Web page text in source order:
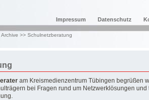
Impressum Datenschutz
Archive >> Schulnetzberatung
am Kreismedienzentrum Tübingen begrüßen
bei Fragen rund um Netzwerklösungen und